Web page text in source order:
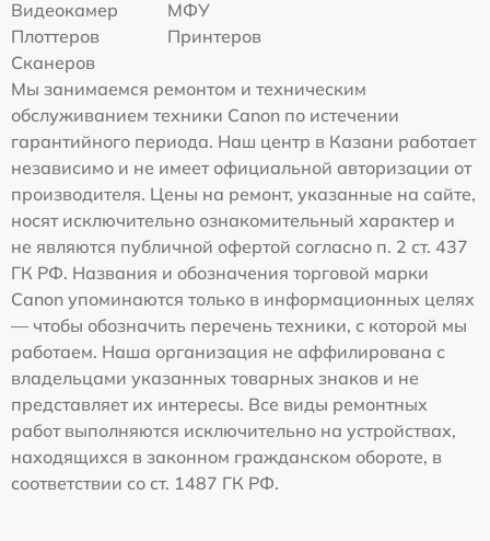
Видеокамер
МФУ
Плоттеров
Принтеров
Сканеров
Мы занимаемся ремонтом и техническим
обслуживанием техники Canon по истечении
гарантийного периода. Наш центр в Казани работает
независимо и не имеет официальной авторизации от
производителя. Цены на ремонт, указанные на сайте,
носят исключительно ознакомительный характер и
не являются публичной офертой согласно п. 2 ст. 437
ГК РФ. Названия и обозначения торговой марки
Canon упоминаются только в информационных целях
— чтобы обозначить перечень техники, с которой мы
работаем. Наша организация не аффилирована с
владельцами указанных товарных знаков и не
представляет их интересы. Все виды ремонтных
работ выполняются исключительно на устройствах,
находящихся в законном гражданском обороте, в
соответствии со ст. 1487 ГК РФ.